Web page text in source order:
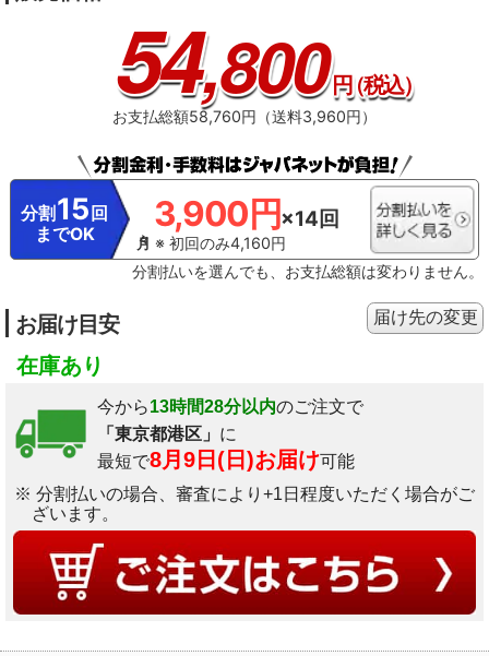
54,800円（税込）
お支払総額58,760円（送料3,960円）
分割 15 回
までOK
3,900円×14回
※ 初回のみ4,160円
分割払いを選んでも、お支払総額は変わりません。
お届け目安
在庫あり
今から13時間28分以内のご注文で
「東京都港区」 に
最短で8月9日(日)お届け可能
※ 分割払いの場合、審査により+1日程度いただく場合がご
ざいます。
届け先の変更